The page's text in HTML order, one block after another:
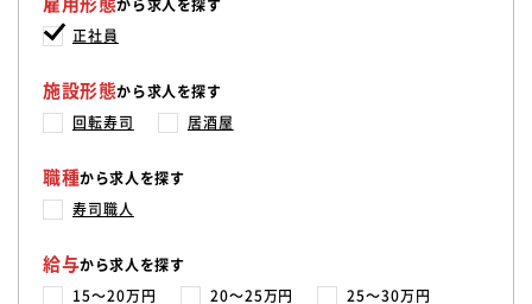
雇用形態から求人を探す
正社員
施設形態から求人を探す
回転寿司 居酒屋
職種から求人を探す
寿司職人
給与から求人を探す
15〜20万円 20〜25万円 25〜30万円